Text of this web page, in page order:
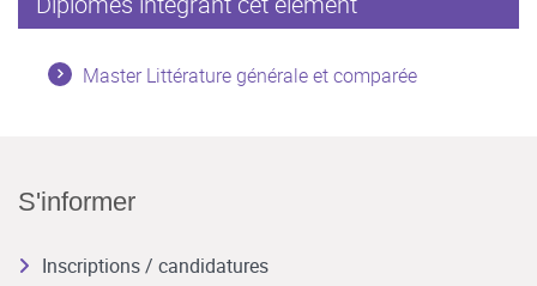
Master Littérature générale et comparée
S'informer
Inscriptions / candidatures